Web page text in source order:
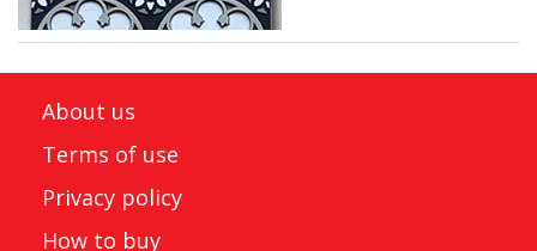
About us
Terms of use
Privacy policy
How to buy